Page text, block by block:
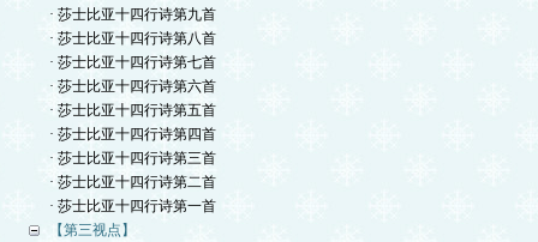
· 莎士比亚十四行诗第九首
· 莎士比亚十四行诗第八首
· 莎士比亚十四行诗第七首
· 莎士比亚十四行诗第六首
· 莎士比亚十四行诗第五首
· 莎士比亚十四行诗第四首
· 莎士比亚十四行诗第三首
· 莎士比亚十四行诗第二首
· 莎士比亚十四行诗第一首
【第三视点】